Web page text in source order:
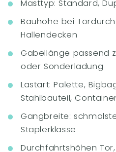
Masttyp: Standard,
Bauhöhe bei
Hallendecken
Gabellänge passend
oder Sonderladung
Lastart: Palette,
Stahlbauteil, Container
Gangbreite:
Staplerklasse
Durchfahrtshöhen